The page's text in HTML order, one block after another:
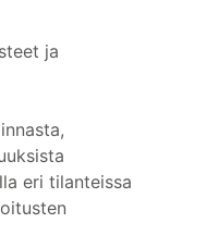
ja
eri tilanteissa